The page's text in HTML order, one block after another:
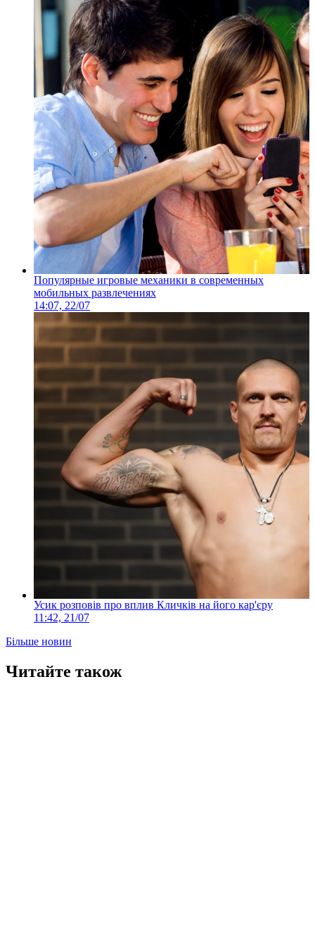
Популярные игровые механики в современных
мобильных развлечениях
14:07, 22/07
Усик розповів про вплив Кличків на його кар'єру
11:42, 21/07
Більше новин
Читайте також